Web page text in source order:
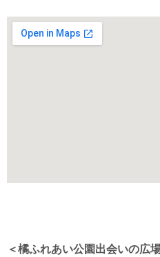
＜橘ふれあい公園出会いの広